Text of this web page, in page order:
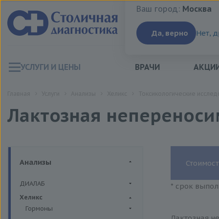
Ваш город:Москва
Ваш город: Москва
Да, верно Нет,
УСЛУГИ И ЦЕНЫ ВРАЧИ
Лактозная
Анализы
ДИАЛАБ
Биохимия крови
Хеликс
Гормоны
* срок